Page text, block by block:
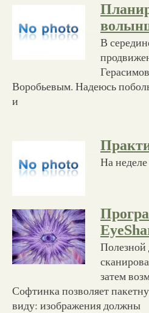
В
Воробьевым. Надеюсь
и
На неделе
Полезной
затем
Софтинка позволяет
виду: изображения должны